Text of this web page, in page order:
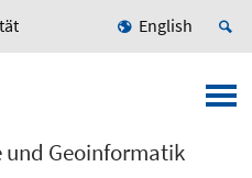
English
Geoinformatik